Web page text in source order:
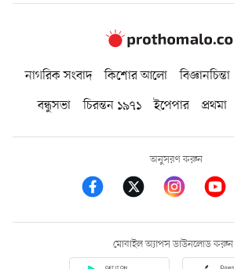
নাগরিক সংবাদ কিশোর আলো বিজ্ঞানচিন্তা
বন্ধুসভা
চিরন্তন ১৯৭১ ইপেপার প্রথমা
অনুসরণ করুন
মোবাইল অ্যাপস ডাউনলোড করুন